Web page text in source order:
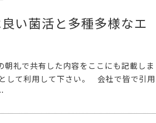
い菌活と多種多様なエ
礼で共有した内容をここにも記載しま
して利用して下さい。 会社で皆で引用